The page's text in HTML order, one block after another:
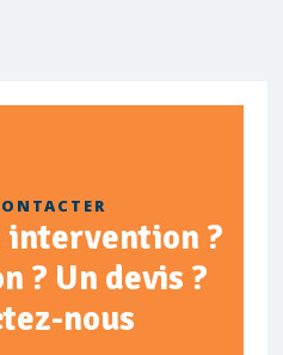
intervention ?
? Un devis ?
nous